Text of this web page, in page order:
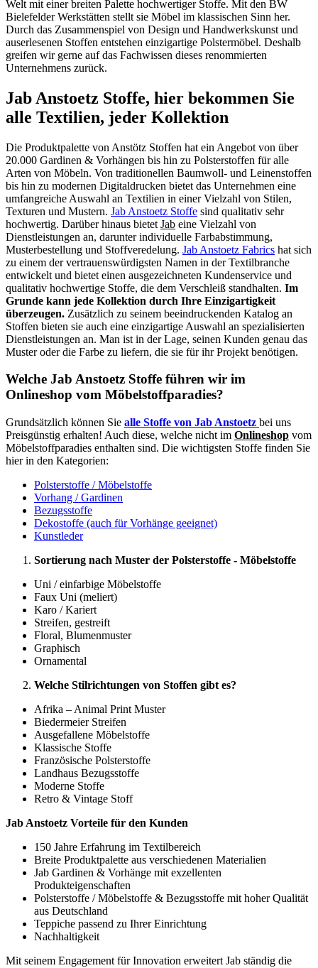
Welt mit einer breiten Palette hochwertiger Stoffe. Mit den BW
Bielefelder Werkstätten stellt sie Möbel im klassischen Sinn her.
Durch das Zusammenspiel von Design und Handwerkskunst und
auserlesenen Stoffen entstehen einzigartige Polstermöbel. Deshalb
greifen wir gerne auf das Fachwissen dieses renommierten
Unternehmens zurück.
Jab Anstoetz Stoffe, hier bekommen Sie
alle Textilien, jeder Kollektion
Die Produktpalette von Anstötz Stoffen hat ein Angebot von über
20.000 Gardinen & Vorhängen bis hin zu Polsterstoffen für alle
Arten von Möbeln. Von traditionellen Baumwoll- und Leinenstoffen
bis hin zu modernen Digitaldrucken bietet das Unternehmen eine
umfangreiche Auswahl an Textilien in einer Vielzahl von Stilen,
Texturen und Mustern. Jab Anstoetz Stoffe sind qualitativ sehr
hochwertig. Darüber hinaus bietet Jab eine Vielzahl von
Dienstleistungen an, darunter individuelle Farbabstimmung,
Musterbestellung und Stoffveredelung. Jab Anstoetz Fabrics hat sich
zu einem der vertrauenswürdigsten Namen in der Textilbranche
entwickelt und bietet einen ausgezeichneten Kundenservice und
qualitativ hochwertige Stoffe, die dem Verschleiß standhalten. Im
Grunde kann jede Kollektion durch Ihre Einzigartigkeit
überzeugen. Zusätzlich zu seinem beeindruckenden Katalog an
Stoffen bieten sie auch eine einzigartige Auswahl an spezialisierten
Dienstleistungen an. Man ist in der Lage, seinen Kunden genau das
Muster oder die Farbe zu liefern, die sie für ihr Projekt benötigen.
Welche Jab Anstoetz Stoffe führen wir im
Onlineshop vom Möbelstoffparadies?
Grundsätzlich können Sie alle Stoffe von Jab Anstoetz bei uns
Preisgünstig erhalten! Auch diese, welche nicht im Onlineshop vom
Möbelstoffparadies enthalten sind. Die wichtigsten Stoffe finden Sie
hier in den Kategorien:
Polsterstoffe / Möbelstoffe
Vorhang / Gardinen
Bezugsstoffe
Dekostoffe (auch für Vorhänge geeignet)
Kunstleder
Sortierung nach Muster der Polsterstoffe - Möbelstoffe
Uni / einfarbige Möbelstoffe
Faux Uni (meliert)
Karo / Kariert
Streifen, gestreift
Floral, Blumenmuster
Graphisch
Ornamental
Welche Stilrichtungen von Stoffen gibt es?
Afrika – Animal Print Muster
Biedermeier Streifen
Ausgefallene Möbelstoffe
Klassische Stoffe
Französische Polsterstoffe
Landhaus Bezugsstoffe
Moderne Stoffe
Retro & Vintage Stoff
Jab Anstoetz Vorteile für den Kunden
150 Jahre Erfahrung im Textilbereich
Breite Produktpalette aus verschiedenen Materialien
Jab Gardinen & Vorhänge mit exzellenten
Produkteigenschaften
Polsterstoffe / Möbelstoffe & Bezugsstoffe mit hoher Qualität
aus Deutschland
Teppiche passend zu Ihrer Einrichtung
Nachhaltigkeit
Mit seinem Engagement für Innovation erweitert Jab ständig die